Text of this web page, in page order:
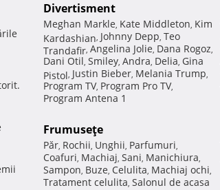
Divertisment
Meghan Markle, Kate Middleton, Kim
Kardashian, Johnny Depp, Teo
Trandafir, Angelina Jolie, Dana Rogoz,
Dani Otil, Smiley, Andra, Delia, Gina
Pistol, Justin Bieber, Melania Trump,
Program TV, Program Pro TV,
Program Antena 1
Frumuseţe
Păr, Rochii, Unghii, Parfumuri,
Coafuri, Machiaj, Sani, Manichiura,
Sampon, Buze, Celulita, Machiaj ochi,
Tratament celulita, Salonul de acasa